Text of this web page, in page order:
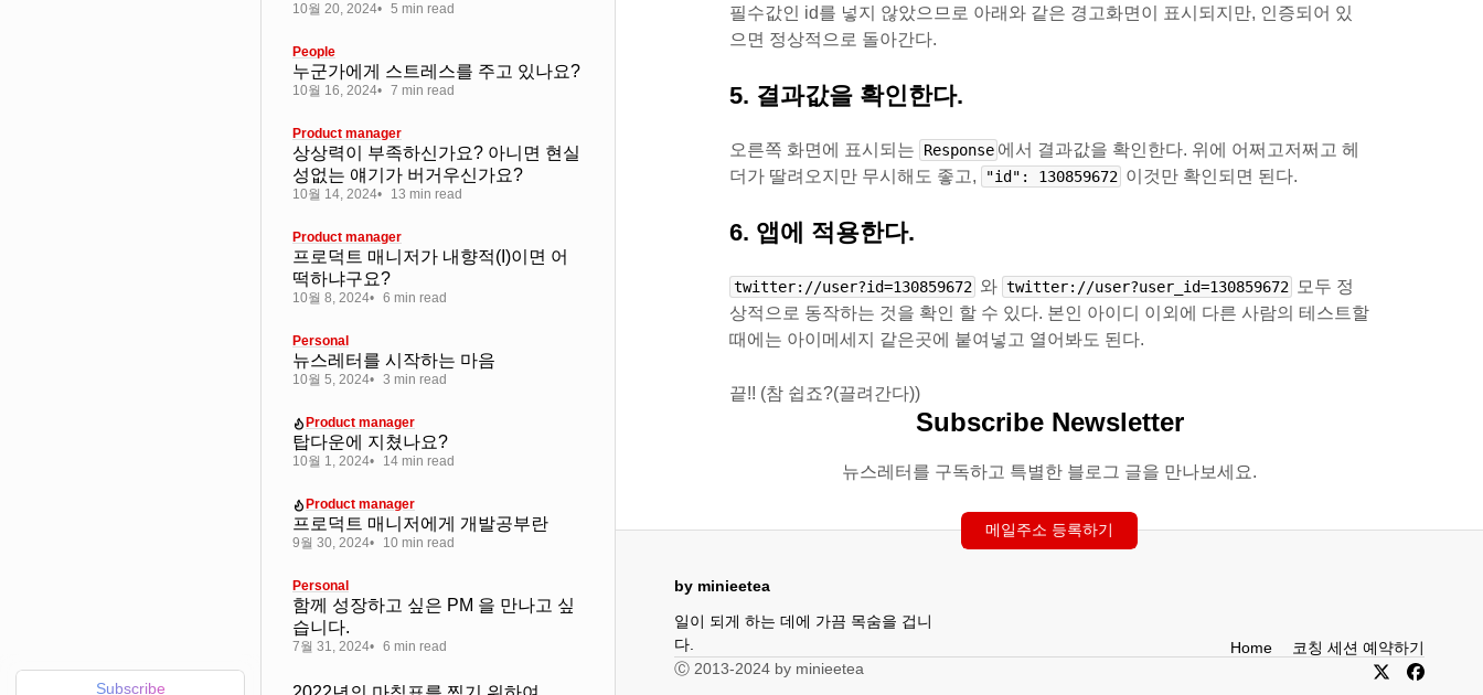
Subscribe
필수값인 id를 넣지 않았으므로 아래와 같은 경고화면이 표시되지만, 인증되어 있
으면 정상적으로 돌아간다.
5. 결과값을 확인한다.
오른쪽 화면에 표시되는 Response 에서 결과값을 확인한다. 위에 어쩌고저쩌고 헤
더가 딸려오지만 무시해도 좋고,
"id": 130859672 이것만 확인되면 된다.
6. 앱에 적용한다.
twitter://user?id=130859672 와 twitter://user?user_id=130859672
모두 정
상적으로 동작하는 것을 확인 할 수 있다. 본인 아이디 이외에 다른 사람의 테스트할
때에는 아이메세지 같은곳에 붙여넣고 열어봐도 된다.
끝!! (참 쉽죠?(끌려간다))
Subscribe Newsletter
뉴스레터를 구독하고 특별한 블로그 글을 만나보세요.
메일주소 등록하기
by minieetea
일이 되게 하는 데에 가끔 목숨을 겁니
다.
Home
코칭 세션 예약하기
Ⓒ 2013-2024 by minieetea
X Facebook
10월 20, 2024 5 min read
People
누군가에게 스트레스를 주고 있나요?
10월 16, 2024 7 min read
Product manager
상상력이 부족하신가요? 아니면 현실
성없는 얘기가 버거우신가요?
10월 14, 2024 13 min read
Product manager
프로덕트 매니저가 내향적(I)이면 어
떡하냐구요?
10월 8, 2024 6 min read
Personal
뉴스레터를 시작하는 마음
10월 5, 2024 3 min read
Product manager
탑다운에 지쳤나요?
10월 1, 2024 14 min read
Product manager
프로덕트 매니저에게 개발공부란
9월 30, 2024 10 min read
Personal
함께 성장하고 싶은 PM 을 만나고 싶
습니다.
7월 31, 2024 6 min read